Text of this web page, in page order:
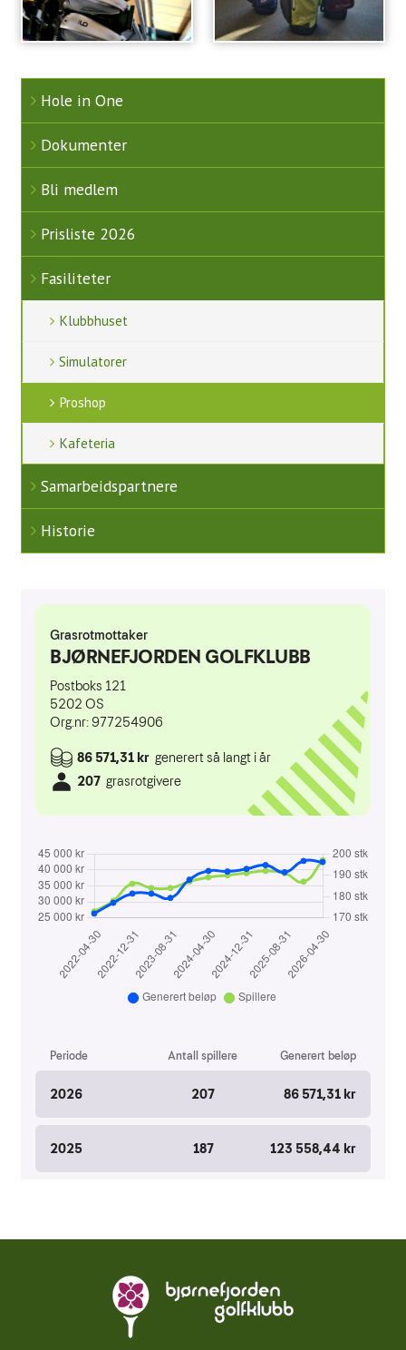
Hole in One
Dokumenter
Bli medlem
Prisliste 2026
Fasiliteter
Klubbhuset
Simulatorer
Proshop
Kafeteria
Samarbeidspartnere
Historie